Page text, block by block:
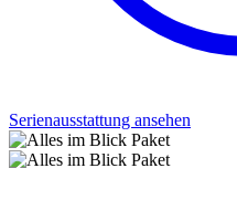
Serienausstattung ansehen